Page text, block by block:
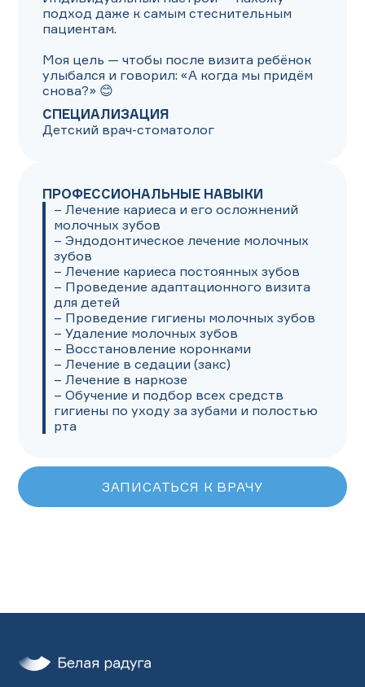
подход даже к самым стеснительным
пациентам.
Моя цель — чтобы после визита ребёнок
улыбался и говорил: «А когда мы придём
снова?» 😊
СПЕЦИАЛИЗАЦИЯ
Детский врач-стоматолог
ПРОФЕССИОНАЛЬНЫЕ НАВЫКИ
– Лечение кариеса и его осложнений
молочных зубов
– Эндодонтическое лечение молочных
зубов
– Лечение кариеса постоянных зубов
– Проведение адаптационного визита
для детей
– Проведение гигиены молочных зубов
– Удаление молочных зубов
– Восстановление коронками
– Лечение в седации (закс)
– Лечение в наркозе
– Обучение и подбор всех средств
гигиены по уходу за зубами и полостью
рта
ЗАПИСАТЬСЯ К ВРАЧУ